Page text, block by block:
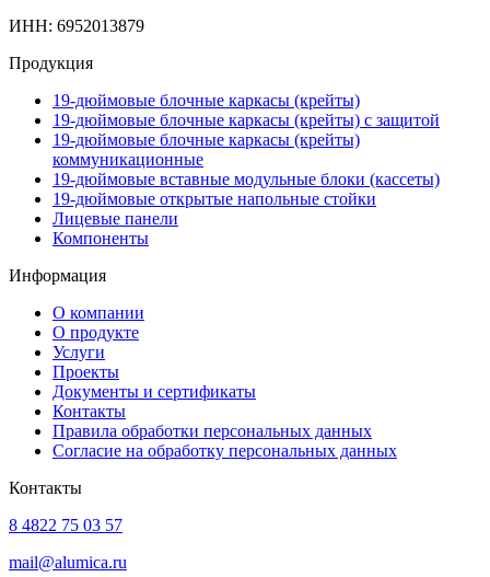
ИНН: 6952013879
Продукция
19-дюймовые блочные каркасы (крейты)
19-дюймовые блочные каркасы (крейты) с защитой
19-дюймовые блочные каркасы (крейты)
коммуникационные
19-дюймовые вставные модульные блоки (кассеты)
19-дюймовые открытые напольные стойки
Лицевые панели
Компоненты
Информация
О компании
О продукте
Услуги
Проекты
Документы и сертификаты
Контакты
Правила обработки персональных данных
Согласие на обработку персональных данных
Контакты
8 4822 75 03 57
mail@alumica.ru